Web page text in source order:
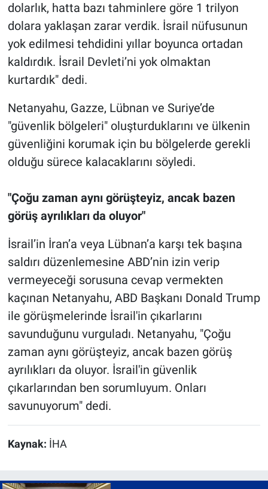
dolarlık, hatta bazı tahminlere göre 1 trilyon
dolara yaklaşan zarar verdik. İsrail nüfusunun
yok edilmesi tehdidini yıllar boyunca ortadan
kaldırdık. İsrail Devleti’ni yok olmaktan
kurtardık" dedi.
Netanyahu, Gazze, Lübnan ve Suriye’de
"güvenlik bölgeleri" oluşturduklarını ve ülkenin
güvenliğini korumak için bu bölgelerde gerekli
olduğu sürece kalacaklarını söyledi.
"Çoğu zaman aynı görüşteyiz, ancak bazen
görüş ayrılıkları da oluyor"
İsrail’in İran’a veya Lübnan’a karşı tek başına
saldırı düzenlemesine ABD’nin izin verip
vermeyeceği sorusuna cevap vermekten
kaçınan Netanyahu, ABD Başkanı Donald Trump
ile görüşmelerinde İsrail'in çıkarlarını
savunduğunu vurguladı. Netanyahu, "Çoğu
zaman aynı görüşteyiz, ancak bazen görüş
ayrılıkları da oluyor. İsrail'in güvenlik
çıkarlarından ben sorumluyum. Onları
savunuyorum" dedi.
Kaynak: İHA